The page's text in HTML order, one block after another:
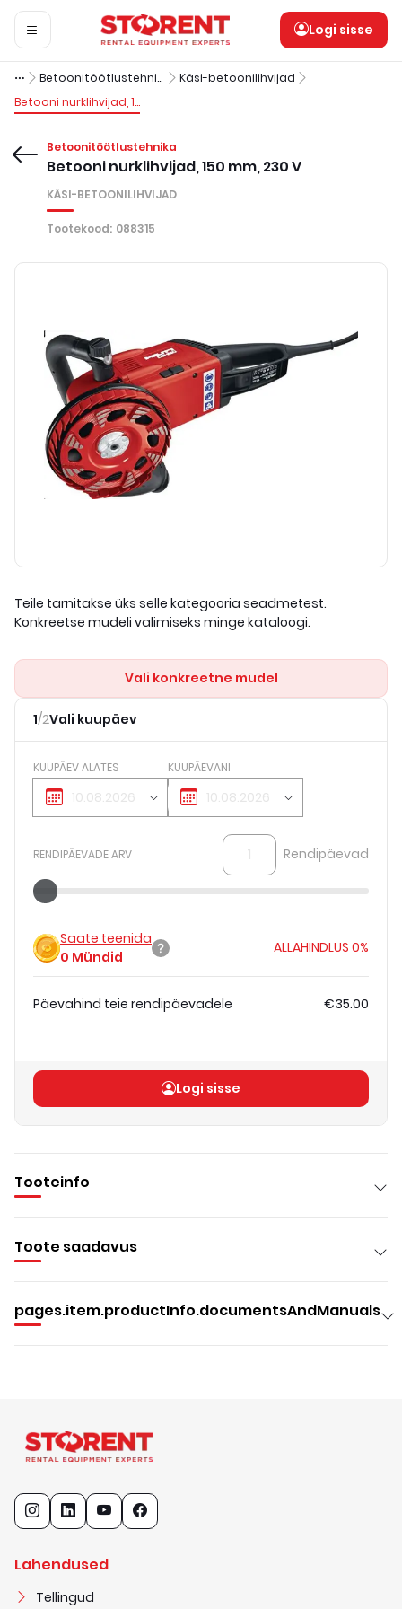
Logi sisse
Betoonitöötlustehnika
Käsi-betoonilihvijad
Betooni nurklihvijad, 150 mm, 230 V
Betoonitöötlustehnika
Betooni nurklihvijad, 150 mm, 230 V
KÄSI-BETOONILIHVIJAD
Tootekood: 088315
Teile tarnitakse üks selle kategooria seadmetest.
Konkreetse mudeli valimiseks minge kataloogi.
Vali konkreetne mudel
1/2Vali kuupäev
KUUPÄEV ALATES KUUPÄEVANI
RENDIPÄEVADE ARV Rendipäevad
Saate teenida
0 Mündid
ALLAHINDLUS 0%
Päevahind teie rendipäevadele €35.00
Logi sisse
Tooteinfo
Toote saadavus
pages.item.productInfo.documentsAndManuals
Lahendused
Tellingud